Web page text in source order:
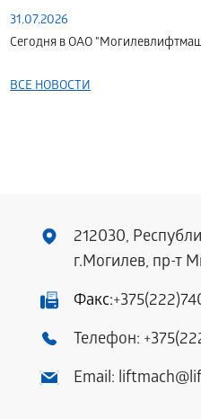
31.07.2026
Сегодня в ОАО
ВСЕ НОВОСТИ
212030,
г.Могилев, пр-т
Факс:
Телефон:
Email: